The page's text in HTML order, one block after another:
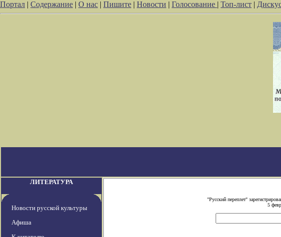
Портал | Содержание | О нас | Пишите | Новости | Голосование | Топ-лист |
ЛИТЕРАТУРА
Новости русской культуры
Афиша
"Русский переплет"
5